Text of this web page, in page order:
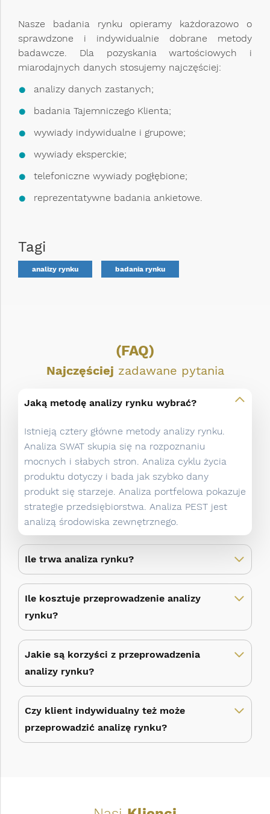
Nasze badania rynku opieramy każdorazowo o
sprawdzone i indywidualnie dobrane metody
badawcze. Dla pozyskania wartościowych i
miarodajnych danych stosujemy najczęściej:
analizy danych zastanych;
badania Tajemniczego Klienta;
wywiady indywidualne i grupowe;
wywiady eksperckie;
telefoniczne wywiady pogłębione;
reprezentatywne badania ankietowe.
Tagi
analizy rynku badania rynku
(FAQ)
Najczęściej zadawane pytania
Jaką metodę analizy rynku wybrać?
Istnieją cztery główne metody analizy rynku.
Analiza SWAT skupia się na rozpoznaniu
mocnych i słabych stron. Analiza cyklu życia
produktu dotyczy i bada jak szybko dany
produkt się starzeje. Analiza portfelowa pokazuje
strategie przedsiębiorstwa. Analiza PEST jest
analizą środowiska zewnętrznego.
Ile trwa analiza rynku?
Ile kosztuje przeprowadzenie analizy
rynku?
Jakie są korzyści z przeprowadzenia
analizy rynku?
Czy klient indywidualny też może
przeprowadzić analizę rynku?